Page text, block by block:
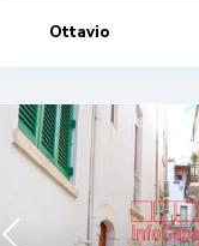
Ottavio